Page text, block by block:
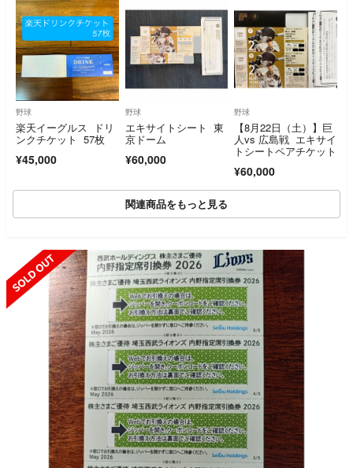
野球
楽天イーグルス ドリ
ンクチケット 57枚
¥45,000
野球
エキサイトシート 東
京ドーム
¥60,000
野球
【8月22日（土）】巨
人vs 広島戦 エキサイ
トシートペアチケット
¥60,000
関連商品をもっと見る
SOLD OUT